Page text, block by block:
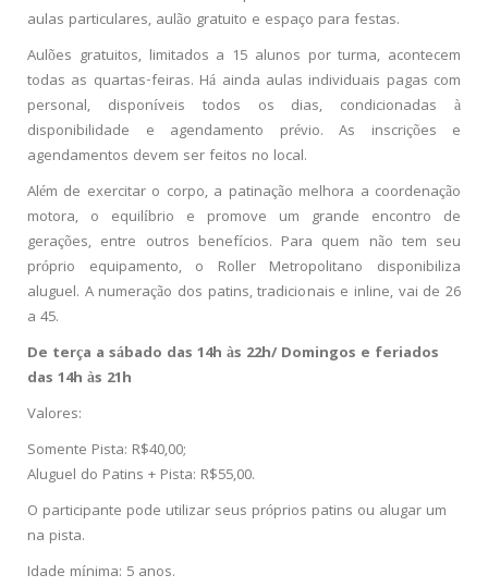
aulas particulares, aulão gratuito e espaço para festas.
Aulões gratuitos, limitados a 15 alunos por turma, acontecem
todas as quartas-feiras. Há ainda aulas individuais pagas com
personal, disponíveis todos os dias, condicionadas à
disponibilidade e agendamento prévio. As inscrições e
agendamentos devem ser feitos no local.
Além de exercitar o corpo, a patinação melhora a coordenação
motora, o equilíbrio e promove um grande encontro de
gerações, entre outros benefícios. Para quem não tem seu
próprio equipamento, o Roller Metropolitano disponibiliza
aluguel. A numeração dos patins, tradicionais e inline, vai de 26
a 45.
De terça a sábado das 14h às 22h/ Domingos e feriados
das 14h às 21h
Valores:
Somente Pista: R$40,00;
Aluguel do Patins + Pista: R$55,00.
O participante pode utilizar seus próprios patins ou alugar um
na pista.
Idade mínima: 5 anos.